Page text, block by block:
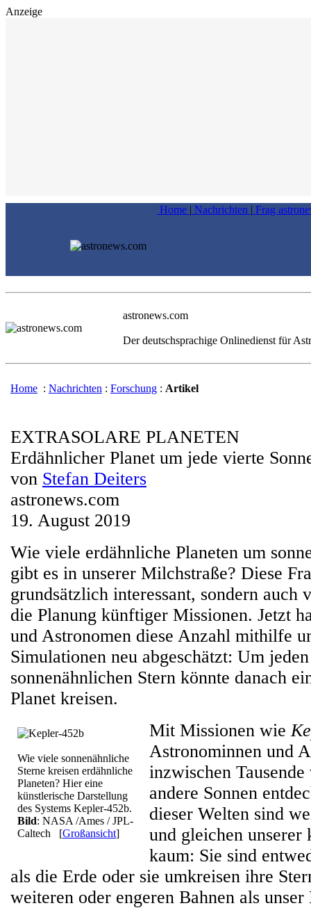
Anzeige
Home | Nachrichten | Frag
astronews.com
Der deutschsprachige Onlinedienst für
Home : Nachrichten : Forschung : Artikel
EXTRASOLARE PLANETEN
Erdähnlicher Planet um jede vierte
von Stefan Deiters
astronews.com
19. August 2019
Wie viele erdähnliche Planeten um
gibt es in unserer Milchstraße? Diese
grundsätzlich interessant, sondern auch
die Planung künftiger Missionen. Jetzt
und Astronomen diese Anzahl mithilfe
Simulationen neu abgeschätzt: Um
sonnenähnlichen Stern könnte danach
Planet kreisen.
Wie viele sonnenähnliche
Sterne kreisen erdähnliche
Planeten? Hier eine
künstlerische Darstellung
des Systems Kepler-452b.
Bild: NASA /Ames / JPL-
Caltech
[Großansicht]
Mit Missionen wie
Astronominnen und
inzwischen
andere Sonnen
dieser Welten sind
und gleichen unserer
kaum: Sie sind
als die Erde oder sie umkreisen ihre
weiteren oder engeren Bahnen als